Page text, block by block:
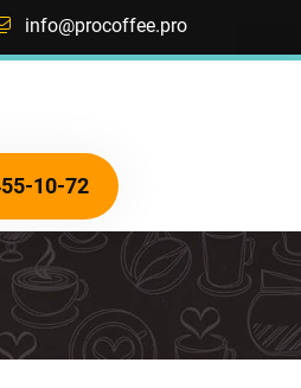
info@procoffee.pro
10-72